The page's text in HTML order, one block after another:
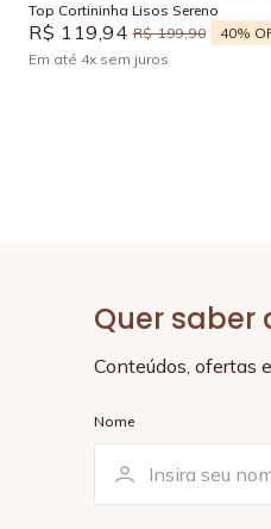
Top Cortininha Lisos Sereno
R$ 119,94 R$ 199,90 40%
Em até 4x sem juros
Quer saber
Conteúdos, ofertas
Nome